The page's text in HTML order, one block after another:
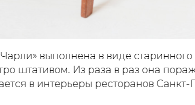
выполнена в виде
штативом. Из раза в раз она
в интерьеры ресторанов Санкт-